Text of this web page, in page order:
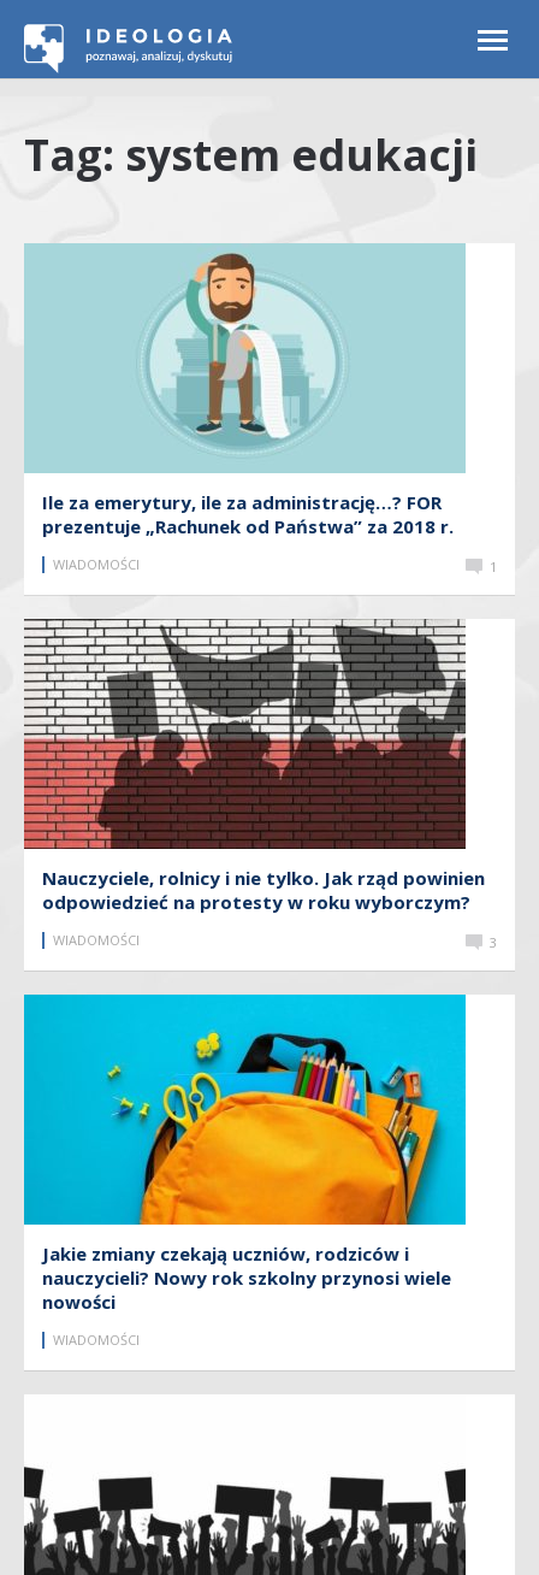
Tag: system edukacji
Ile za emerytury, ile za administrację…? FOR
prezentuje „Rachunek od Państwa” za 2018 r.
WIADOMOŚCI 1
Nauczyciele, rolnicy i nie tylko. Jak rząd powinien
odpowiedzieć na protesty w roku wyborczym?
WIADOMOŚCI 3
Jakie zmiany czekają uczniów, rodziców i
nauczycieli? Nowy rok szkolny przynosi wiele
nowości
WIADOMOŚCI